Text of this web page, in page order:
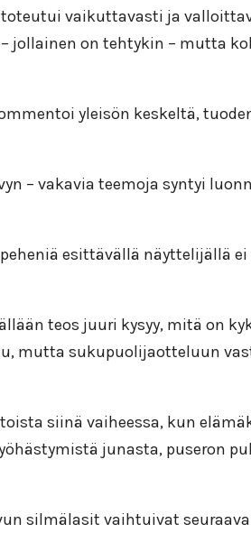
vaikuttavasti ja
jollainen on tehtykin – mutta
yleisön keskeltä,
– vakavia teemoja syntyi
esittävällä näyttelijällä
teos juuri kysyy, mitä on
mutta sukupuolijaotteluun
siinä vaiheessa, kun
junasta, puseron
silmälasit vaihtuivat